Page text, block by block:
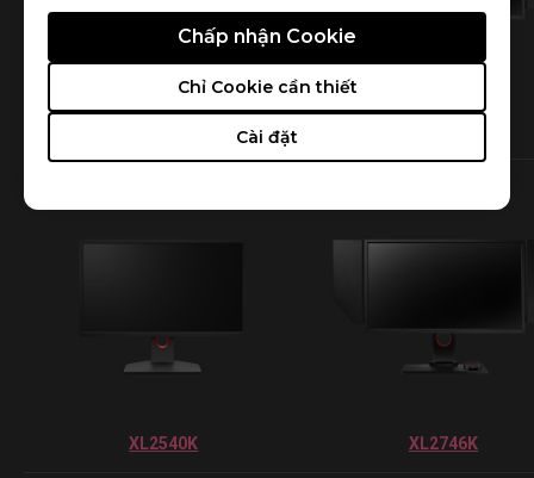
Cài đặt
Chỉ Cookie cần thiết
Chấp nhận Cookie
XL2540K XL2746K